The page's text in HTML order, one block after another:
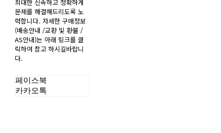
최대한 신속하고 정확하게
문제를 해결해드리도록 노
력합니다. 자세한 구매정보
(배송안내 /교환 및 환불 /
AS안내)는 아래 링크를 클
릭하여 참고 하시길바랍니
다.
페이스북
카카오톡